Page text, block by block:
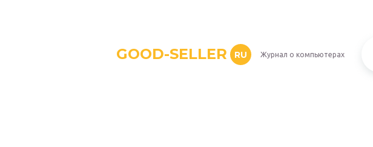
GOOD-SELLER RU Журнал о компьютерах